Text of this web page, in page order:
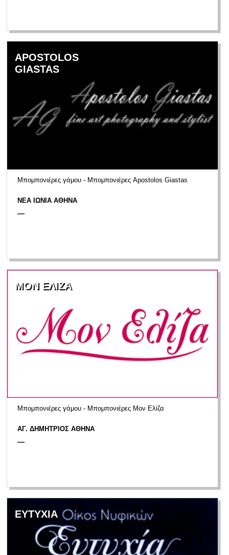
APOSTOLOS
GIASTAS
Μπομπονιέρες γάμου - Μπομπονιέρες Apostolos Giastas
ΝΕΑ ΙΩΝΙΑ ΑΘΗΝΑ
—
ΜΟΝ ΕΛΙΖΑ
Μπομπονιέρες γάμου - Μπομπονιέρες Μον Ελίζα
ΑΓ. ΔΗΜΗΤΡΙΟΣ ΑΘΗΝΑ
—
ΕΥΤΥΧΙΑ